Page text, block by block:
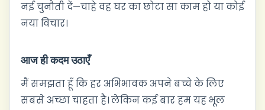
नई चुनौती दें—चाहे वह घर का छोटा सा काम हो या कोई
नया विचार।
आज ही कदम उठाएँ
मैं समझता हूँ कि हर अभिभावक अपने बच्चे के लिए
सबसे अच्छा चाहता है। लेकिन कई बार हम यह भूल